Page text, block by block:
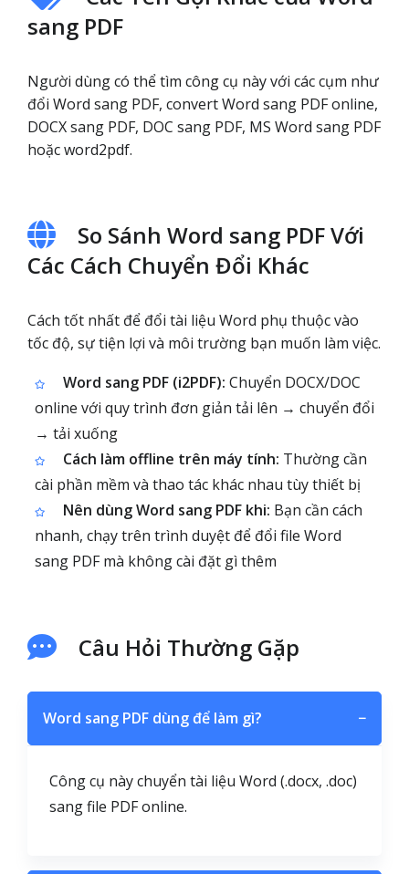
sang PDF
Người dùng có thể tìm công cụ này với các cụm như
đổi Word sang PDF, convert Word sang PDF online,
DOCX sang PDF, DOC sang PDF, MS Word sang PDF
hoặc word2pdf.
So Sánh Word sang PDF Với
Các Cách Chuyển Đổi Khác
Cách tốt nhất để đổi tài liệu Word phụ thuộc vào
tốc độ, sự tiện lợi và môi trường bạn muốn làm việc.
Word sang PDF (i2PDF): Chuyển DOCX/DOC
online với quy trình đơn giản tải lên → chuyển đổi
→ tải xuống
Cách làm offline trên máy tính: Thường cần
cài phần mềm và thao tác khác nhau tùy thiết bị
Nên dùng Word sang PDF khi: Bạn cần cách
nhanh, chạy trên trình duyệt để đổi file Word
sang PDF mà không cài đặt gì thêm
Câu Hỏi Thường Gặp
Word sang PDF dùng để làm gì? −
Công cụ này chuyển tài liệu Word (.docx, .doc)
sang file PDF online.